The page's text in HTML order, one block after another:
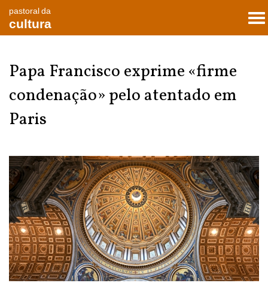
pastoral da
cultura
Papa Francisco exprime «firme
condenação» pelo atentado em
Paris